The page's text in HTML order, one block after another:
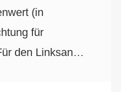
(in
für
den Linksan…